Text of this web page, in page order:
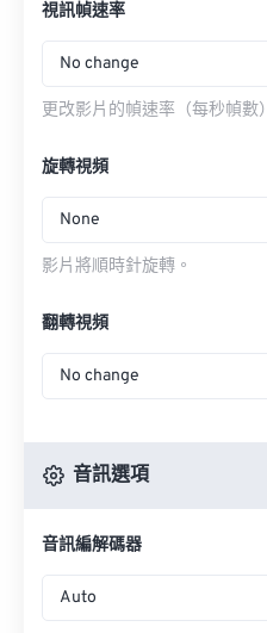
視訊幀速率
No change
更改影片的幀速率（每秒幀數）
旋轉視頻
None
影片將順時針旋轉。
翻轉視頻
No change
音訊選項
音訊編解碼器
Auto